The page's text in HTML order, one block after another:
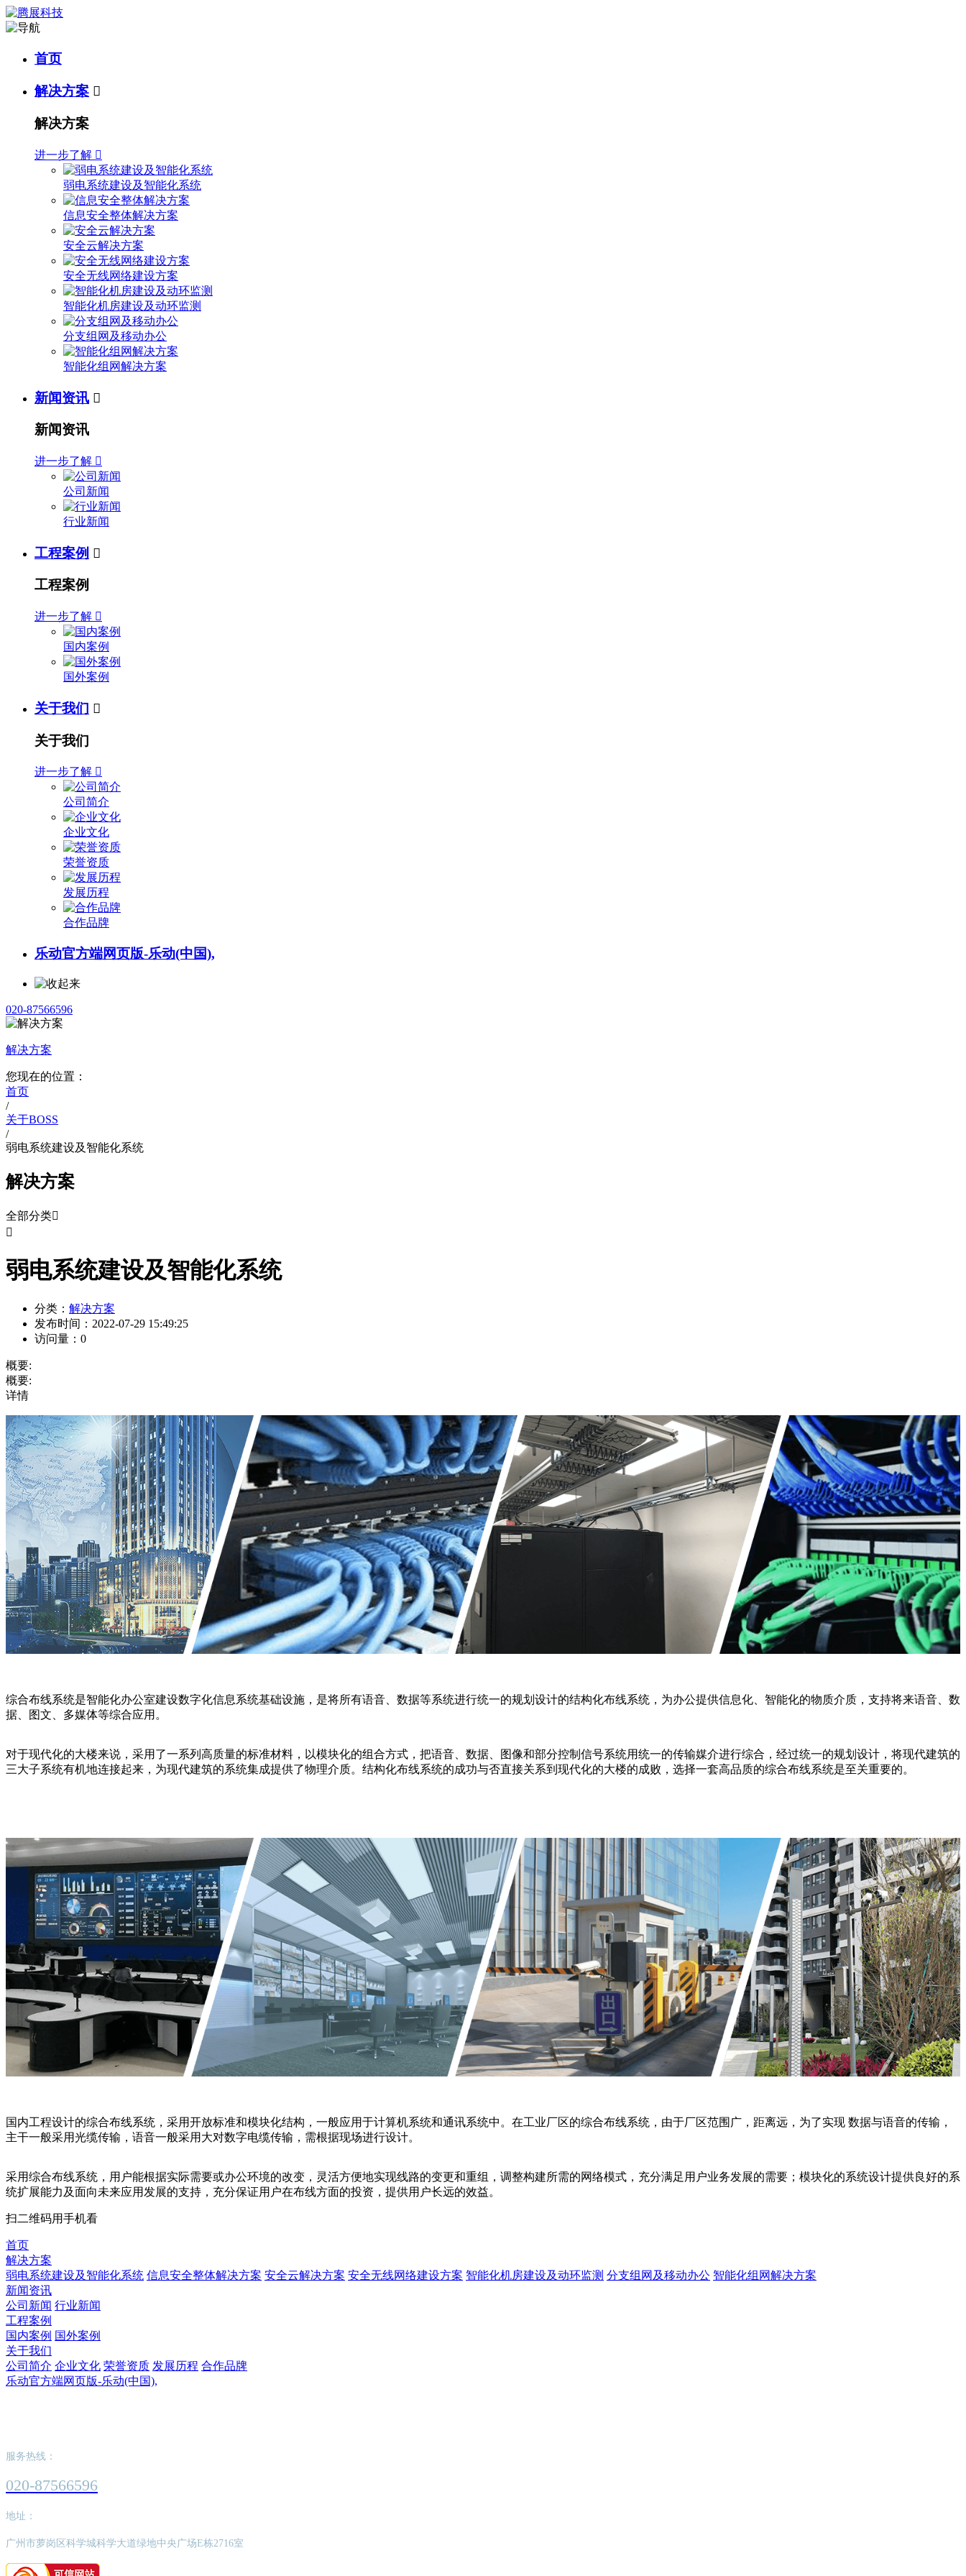
首页
解决方案 
解决方案
进一步了解 
弱电系统建设及智能化系统
信息安全整体解决方案
安全云解决方案
安全无线网络建设方案
智能化机房建设及动环监测
分支组网及移动办公
智能化组网解决方案
新闻资讯 
新闻资讯
进一步了解 
公司新闻
行业新闻
工程案例 
工程案例
进一步了解 
国内案例
国外案例
关于我们 
关于我们
进一步了解 
公司简介
企业文化
荣誉资质
发展历程
合作品牌
乐动官方端网页版-乐动(中国),
020-87566596
解决方案
您现在的位置：
首页
/
关于BOSS
/
弱电系统建设及智能化系统
解决方案
全部分类

弱电系统建设及智能化系统
分类： 解决方案
发布时间： 2022-07-29 15:49:25
访问量： 0
概要:
概要:
详情
综合布线系统是智能化办公室建设数字化信息系统基础设施，是将所有语音、数据等系统进行统一的规划设计的结构化布线系统，为办公提供信息化、智能化的物质介质，支持将来语音、数
据、图文、多媒体等综合应用。
对于现代化的大楼来说，采用了一系列高质量的标准材料，以模块化的组合方式，把语音、数据、图像和部分控制信号系统用统一的传输媒介进行综合，经过统一的规划设计，将现代建筑的
三大子系统有机地连接起来，为现代建筑的系统集成提供了物理介质。结构化布线系统的成功与否直接关系到现代化的大楼的成败，选择一套高品质的综合布线系统是至关重要的。
国内工程设计的综合布线系统，采用开放标准和模块化结构，一般应用于计算机系统和通讯系统中。在工业厂区的综合布线系统，由于厂区范围广，距离远，为了实现 数据与语音的传输，
主干一般采用光缆传输，语音一般采用大对数字电缆传输，需根据现场进行设计。
采用综合布线系统，用户能根据实际需要或办公环境的改变，灵活方便地实现线路的变更和重组，调整构建所需的网络模式，充分满足用户业务发展的需要；模块化的系统设计提供良好的系
统扩展能力及面向未来应用发展的支持，充分保证用户在布线方面的投资，提供用户长远的效益。
扫二维码用手机看
首页
解决方案
弱电系统建设及智能化系统 信息安全整体解决方案 安全云解决方案 安全无线网络建设方案 智能化机房建设及动环监测 分支组网及移动办公 智能化组网解决方案
新闻资讯
公司新闻 行业新闻
工程案例
国内案例 国外案例
关于我们
公司简介 企业文化 荣誉资质 发展历程 合作品牌
乐动官方端网页版-乐动(中国),
服务热线：
020-87566596
地址：
广州市萝岗区科学城科学大道绿地中央广场E栋2716室